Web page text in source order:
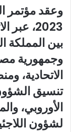
وعقد مؤتمر
2023،
بين المملكة
وجمهورية مصر
الاتحادية،
تنسيق الشؤون
الأوروبي،
لشؤون